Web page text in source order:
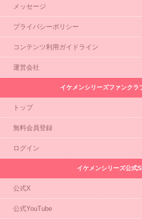
メッセージ
プライバシーポリシー
コンテンツ利用ガイドライン
運営会社
イケメンシリーズファンクラ
トップ
無料会員登録
ログイン
イケメンシリーズ公式
公式X
公式YouTube